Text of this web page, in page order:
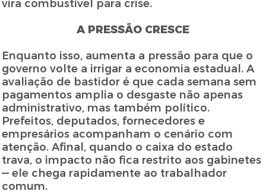
vira combustível para crise.
A PRESSÃO CRESCE
Enquanto isso, aumenta a pressão para que o
governo volte a irrigar a economia estadual. A
avaliação de bastidor é que cada semana sem
pagamentos amplia o desgaste não apenas
administrativo, mas também político.
Prefeitos, deputados, fornecedores e
empresários acompanham o cenário com
atenção. Afinal, quando o caixa do estado
trava, o impacto não fica restrito aos gabinetes
— ele chega rapidamente ao trabalhador
comum.